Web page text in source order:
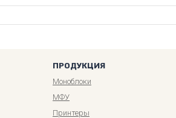
ПРОДУКЦИЯ
Моноблоки
МФУ
Принтеры